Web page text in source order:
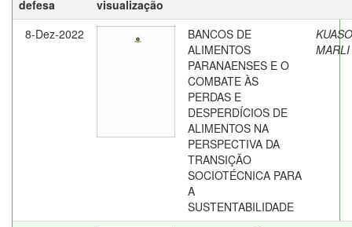
defesa
visualização
8-Dez-2022
BANCOS DE
ALIMENTOS
PARANAENSES E O
COMBATE ÀS
PERDAS E
DESPERDÍCIOS DE
ALIMENTOS NA
PERSPECTIVA DA
TRANSIÇÃO
SOCIOTÉCNICA PARA
A
SUSTENTABILIDADE
MARLI